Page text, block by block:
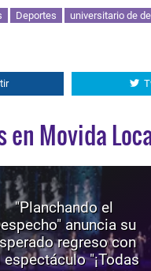
Deportes universitario de
en Movida
"Planchando el
anuncia su
regreso con
espectáculo "¡Todas